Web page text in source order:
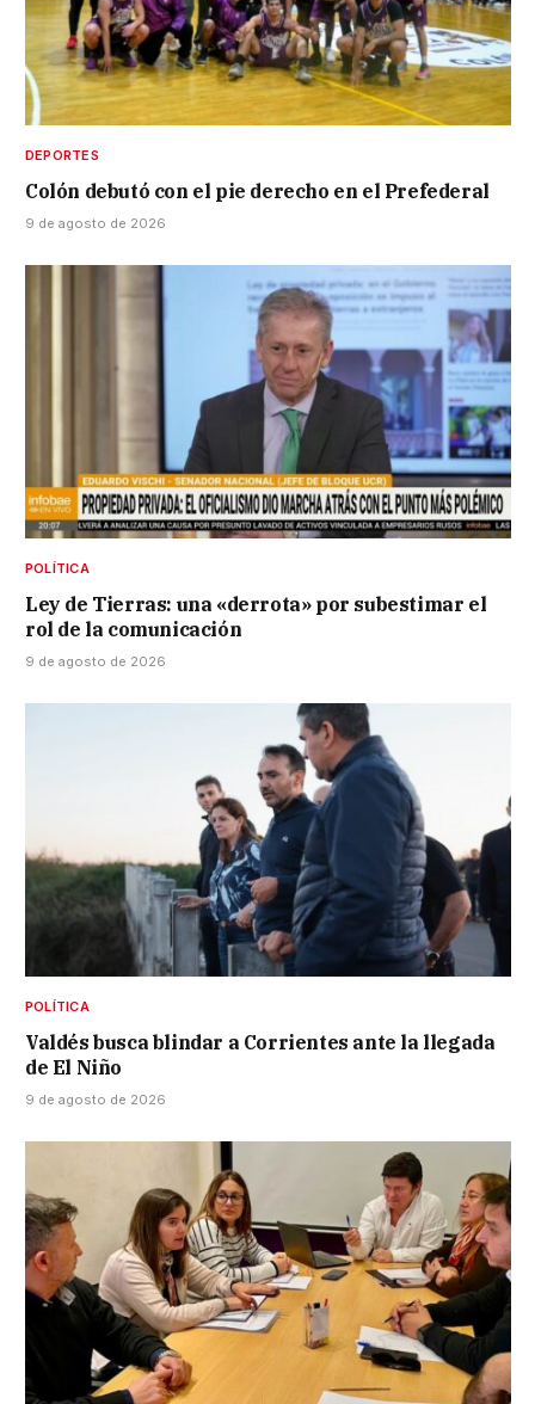
DEPORTES
Colón debutó con el pie derecho en el Prefederal
9 de agosto de 2026
POLÍTICA
Ley de Tierras: una «derrota» por subestimar el
rol de la comunicación
9 de agosto de 2026
POLÍTICA
Valdés busca blindar a Corrientes ante la llegada
de El Niño
9 de agosto de 2026